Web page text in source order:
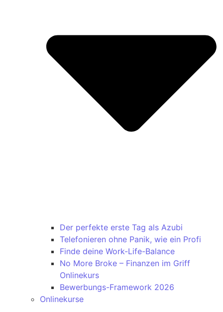
Der perfekte erste Tag als Azubi
Telefonieren ohne Panik, wie ein Profi
Finde deine Work-Life-Balance
No More Broke – Finanzen im Griff
Onlinekurs
Bewerbungs-Framework 2026
Onlinekurse